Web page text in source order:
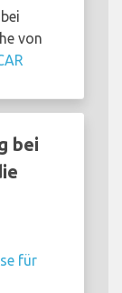
von
bei
für